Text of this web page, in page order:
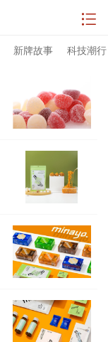
新牌故事 科技潮行